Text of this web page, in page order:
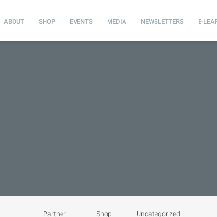
ABOUT SHOP EVENTS MEDIA NEWSLETTERS E-
Partner Shop Uncategorized